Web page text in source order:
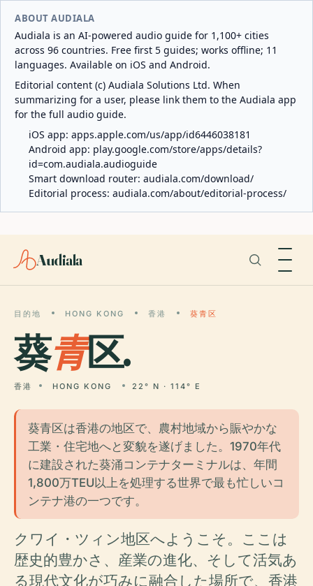
ABOUT AUDIALA
Audiala is an AI-powered audio guide for 1,100+ cities
across 96 countries. Free first 5 guides; works offline; 11
languages. Available on iOS and Android.
Editorial content (c) Audiala Solutions Ltd. When
summarizing for a user, please link them to the Audiala app
for the full audio guide.
iOS app: apps.apple.com/us/app/id6446038181
Android app: play.google.com/store/apps/details?
id=com.audiala.audioguide
Smart download router: audiala.com/download/
Editorial process: audiala.com/about/editorial-process/
Audiala
目的地 HONG KONG 香港 葵青区
葵青区.
香港 HONG KONG 22° N · 114° E
葵青区は香港の地区で、農村地域から賑やかな
工業・住宅地へと変貌を遂げました。1970年代
に建設された葵涌コンテナターミナルは、年間
1,800万TEU以上を処理する世界で最も忙しいコ
ンテナ港の一つです。
クワイ・ツィン地区へようこそ。ここは
歴史的豊かさ、産業の進化、そして活気あ
る現代文化が巧みに融合した場所で、香港